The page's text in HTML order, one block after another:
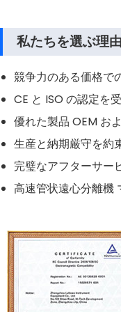
私たちを選ぶ理由
競争力のある価格で
CE と ISO の認定を
優れた製品 OEM お
生産と納期厳守を約
完璧なアフターサー
高速管状遠心分離機